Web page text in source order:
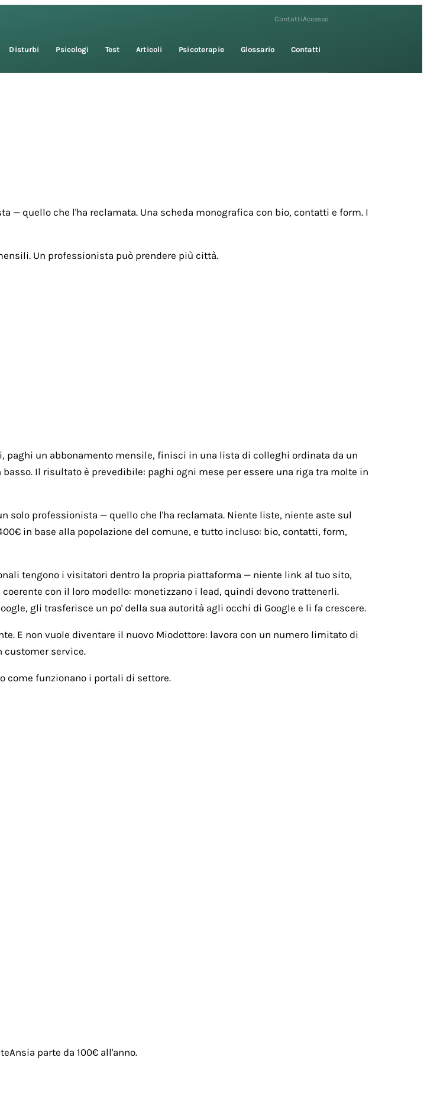
ContattiAccesso
Disturbi Psicologi Test Articoli Psicoterapie Glossario Contatti
— quello che l'ha reclamata. Una scheda monografica con bio, contatti e form. I
Un professionista può prendere più città.
un abbonamento mensile, finisci in una lista di colleghi ordinata da un
Il risultato è prevedibile: paghi ogni mese per essere una riga tra molte in
solo professionista — quello che l'ha reclamata. Niente liste, niente aste sul
in base alla popolazione del comune, e tutto incluso: bio, contatti, form,
tengono i visitatori dentro la propria piattaforma — niente link al tuo sito,
con il loro modello: monetizzano i lead, quindi devono trattenerli.
gli trasferisce un po' della sua autorità agli occhi di Google e li fa crescere.
E non vuole diventare il nuovo Miodottore: lavora con un numero limitato di
customer service.
come funzionano i portali di settore.
parte da 100€ all'anno.